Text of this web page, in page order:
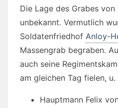
Die Lage des Grabes
unbekannt. Vermutlich
Soldatenfriedhof Anloy-
Massengrab begraben.
auch seine
am gleichen Tag fielen, u.
Hauptmann Felix